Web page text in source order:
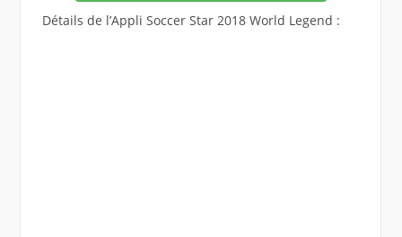
Détails de l’Appli Soccer Star 2018 World Legend :